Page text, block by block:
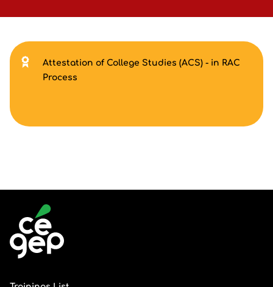
Attestation of College Studies (ACS) - in RAC
Process